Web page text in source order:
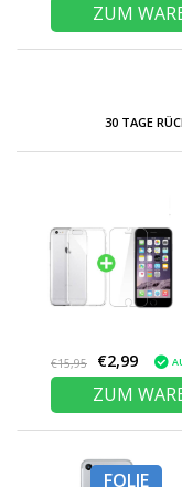
ZUM
30 TAGE
€15,95 €2,99
ZUM
FOLIE